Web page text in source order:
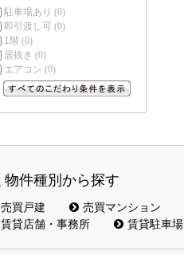
駐車場あり (0)
即引渡し可 (0)
1階 (0)
居抜き (0)
エアコン (0)
物件種別から探す
売買戸建 売買マンション
賃貸店舗・事務所
賃貸駐車場